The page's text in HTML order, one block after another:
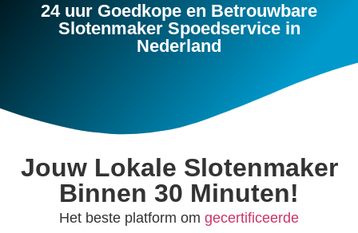
24 uur Goedkope en Betrouwbare
Slotenmaker Spoedservice in
Nederland
Jouw Lokale Slotenmaker
Binnen 30 Minuten!
Het beste platform om gecertificeerde